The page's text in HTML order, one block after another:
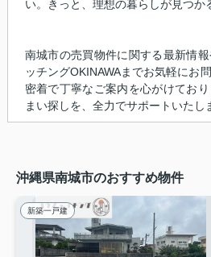
い。きっと、理想の暮らしが見つか
南城市の売買物件に関する最新情
ッチングOKINAWAまでお気軽にお
密着で丁寧なご案内を心がけてお
まい探しを、全力でサポートいたし
沖縄県南城市のおすすめ物件
新築一戸建